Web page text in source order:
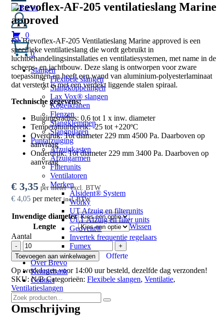
0
0
Slangen
Flexibele slangen
Slangkoppelingen
Lax Vox® slangen
Kogelkranen
Flenzen
Slangklemmen
Slangpilaren
Puntafzuiging
Afzuigkasten
Afzuigarmen
Filterunits
Ventilatoren
Merken
Alsident® System
Worky
UT Afzuig en filterunits
ULT Afzuig en filter units
Geovent®
Invertek frequentie regelaars
Fumex
Over Brevo
Kennisbank
Contact
Brevoflex-AF-205 ventilatieslang Marine
approved
De Brevoflex-AF-205 Ventilatieslang Marine approved is een
specifieke ventilatieslang die wordt gebruikt in
luchtbehandelingsinstallaties en ventilatiesystemen, met name in de
scheeps- en jachtbouw. Deze slang is ontworpen voor zware
toepassingen en heeft een wand van aluminium-polyesterlaminaat
dat versterkt is met een verdekt liggende stalen spiraal.
Technische gegevens:
Buigingsradius: 0,6 tot 1 x inw. diameter
Temperatuurbereik: -25 tot +220ºC
Overdruk: Tot diameter 229 mm 4500 Pa. Daarboven op
aanvraag
Onderdruk: Tot diameter 229 mm 3400 Pa. Daarboven op
aanvraag
€ 4,05 per meter incl. BTW
€ 3,35 per meter excl. BTW
Inwendige diameter
Lengte
Wissen
Aantal
-
Brevoflex-
AF-
205
ventilatieslang
Marine
approved
aantal
+
Toevoegen aan winkelwagen
Offerte
Op werkdagen voor 14:00 uur besteld, dezelfde dag verzonden!
SKU:N/B Categorieën: Flexibele slangen, Ventilatie,
Ventilatieslangen
Omschrijving